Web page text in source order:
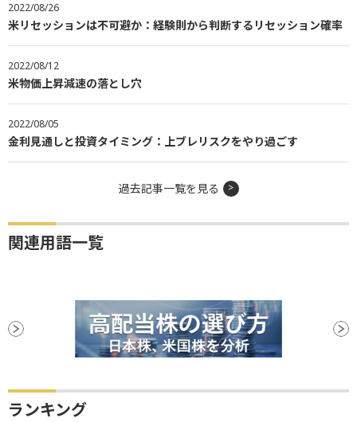
2022/08/26
米リセッションは不可避か：経験則から判断するリセッション確率
2022/08/12
米物価上昇減速の落とし穴
2022/08/05
金利見通しと投資タイミング：上ブレリスクをやり過ごす
過去記事一覧を見る
関連用語一覧
ランキング